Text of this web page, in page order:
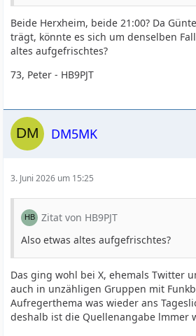
Beide Herxheim, beide 21:00? Da
trägt, könnte es sich um denselben
altes aufgefrischtes?
73, Peter - HB9PJT
DM5MK
3. Juni 2026 um 15:25
Zitat von HB9PJT
Also etwas altes aufgefrischtes?
Das ging wohl bei X, ehemals Twitter
auch in unzähligen Gruppen mit
Aufregerthema was wieder ans
deshalb ist die Quellenangabe lmmer